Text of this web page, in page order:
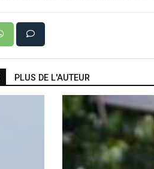
PLUS DE L'AUTEUR